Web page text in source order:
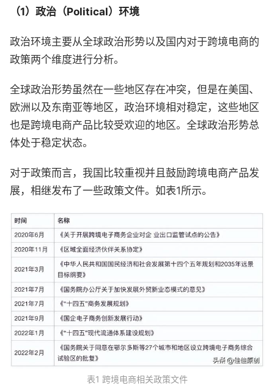
（1）政治（Political）环境
政治环境主要从全球政治形势以及国内对于跨境电商的
政策两个维度进行分析。
全球政治形势虽然在一些地区存在冲突，但是在美国、
欧洲以及东南亚等地区，政治环境相对稳定，这些地区
也是跨境电商产品比较受欢迎的地区。全球政治形势总
体处于稳定状态。
对于政策而言，我国比较重视并且鼓励跨境电商产品发
展，相继发布了一些政策文件。如表1所示。
表1 跨境电商相关政策文件